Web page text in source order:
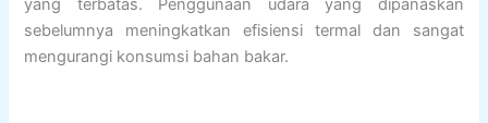
yang terbatas. Penggunaan udara yang dipanaskan
sebelumnya meningkatkan efisiensi termal dan sangat
mengurangi konsumsi bahan bakar.